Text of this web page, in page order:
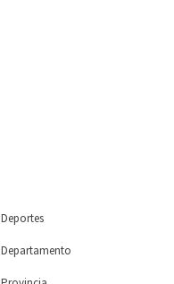
Deportes
Departamento